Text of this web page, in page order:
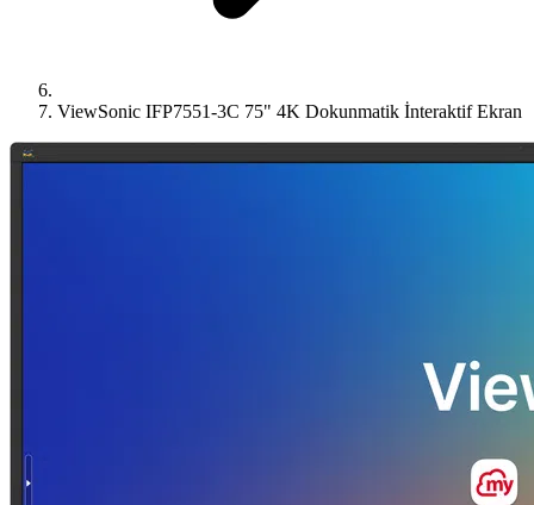
ViewSonic IFP7551-3C 75" 4K Dokunmatik İnteraktif Ekran